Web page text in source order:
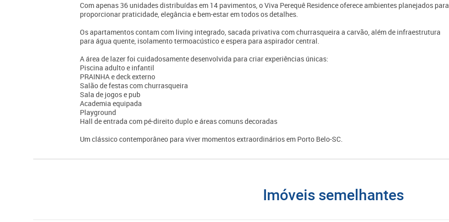
Com apenas 36 unidades distribuídas em 14 pavimentos, o Viva Perequê Residence oferece ambientes planejados para
proporcionar praticidade, elegância e bem-estar em todos os detalhes.
Os apartamentos contam com living integrado, sacada privativa com churrasqueira a carvão, além de infraestrutura
para água quente, isolamento termoacústico e espera para aspirador central.
A área de lazer foi cuidadosamente desenvolvida para criar experiências únicas:
Piscina adulto e infantil
PRAINHA e deck externo
Salão de festas com churrasqueira
Sala de jogos e pub
Academia equipada
Playground
Hall de entrada com pé-direito duplo e áreas comuns decoradas
Um clássico contemporâneo para viver momentos extraordinários em Porto Belo-SC.
imóveis semelhantes